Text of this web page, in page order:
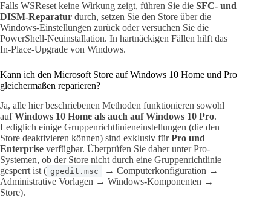
Falls WSReset keine Wirkung zeigt, führen Sie die SFC- und
DISM-Reparatur durch, setzen Sie den Store über die
Windows-Einstellungen zurück oder versuchen Sie die
PowerShell-Neuinstallation. In hartnäckigen Fällen hilft das
In-Place-Upgrade von Windows.
Kann ich den Microsoft Store auf Windows 10 Home und Pro
gleichermaßen reparieren?
Ja, alle hier beschriebenen Methoden funktionieren sowohl
aufWindows 10 Home als auch auf Windows 10 Pro.
Lediglich einige Gruppenrichtlinieneinstellungen (die den
Store deaktivieren können) sind exklusiv fürPro und
Enterprise verfügbar. Überprüfen Sie daher unter Pro-
Systemen, ob der Store nicht durch eine Gruppenrichtlinie
gesperrt ist ( gpedit.msc
→ Computerkonfiguration →
Administrative Vorlagen → Windows-Komponenten →
Store).